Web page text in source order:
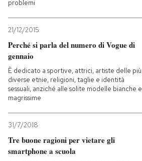
problemi
21/12/2015
Perché si parla del numero di Vogue di
gennaio
È dedicato a sportive, attrici, artiste delle più
diverse etnie, religioni, taglie e identità
sessuali, anziché alle solite modelle bianche e
magrissime
31/7/2018
Tre buone ragioni per vietare gli
smartphone a scuola